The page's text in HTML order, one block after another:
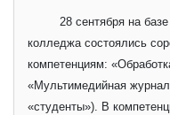
28 сентября на базе
колледжа состоялись
компетенциям:
«Мультимедийная
«студенты»). В